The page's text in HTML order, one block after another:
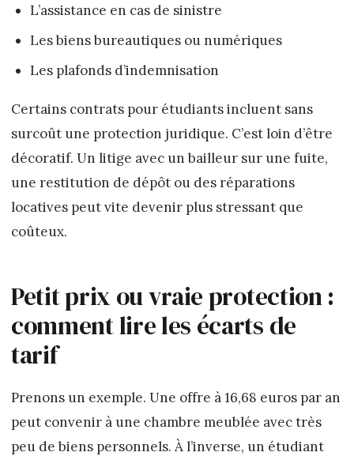
L’assistance en cas de sinistre
Les biens bureautiques ou numériques
Les plafonds d’indemnisation
Certains contrats pour étudiants incluent sans
surcoût une protection juridique. C’est loin d’être
décoratif. Un litige avec un bailleur sur une fuite,
une restitution de dépôt ou des réparations
locatives peut vite devenir plus stressant que
coûteux.
Petit prix ou vraie protection :
comment lire les écarts de
tarif
Prenons un exemple. Une offre à 16,68 euros par an
peut convenir à une chambre meublée avec très
peu de biens personnels. À l’inverse, un étudiant